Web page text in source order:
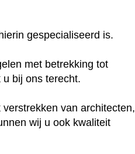
gespecialiseerd is.
met betrekking tot
bij ons terecht.
van architecten,
wij u ook kwaliteit